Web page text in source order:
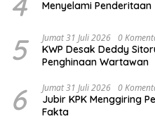
Menyelami Penderitaan
5 Jumat 31 Juli 2026 0
KWP Desak Deddy
Penghinaan Wartawan
6 Jumat 31 Juli 2026 0
Jubir KPK Menggiring
Fakta